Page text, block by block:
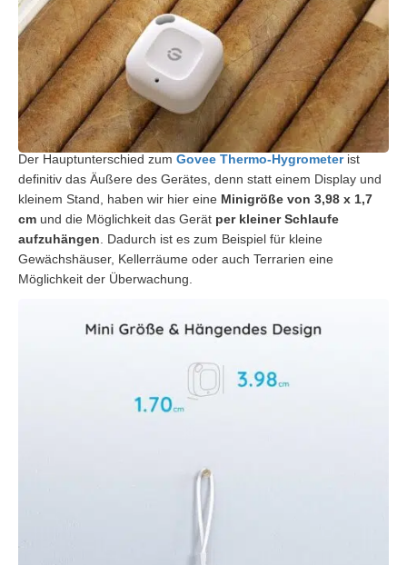
Der Hauptunterschied zum Govee Thermo-Hygrometerist
definitiv das Äußere des Gerätes, denn statt einem Display und
kleinem Stand, haben wir hier eine Minigröße von 3,98 x 1,7
cm und die Möglichkeit das Gerät per kleiner Schlaufe
aufzuhängen. Dadurch ist es zum Beispiel für kleine
Gewächshäuser, Kellerräume oder auch Terrarien eine
Möglichkeit der Überwachung.